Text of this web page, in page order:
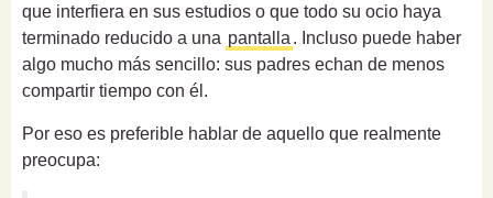
que interfiera en sus estudios o que todo su ocio haya
terminado reducido a una pantalla . Incluso puede haber
algo mucho más sencillo: sus padres echan de menos
compartir tiempo con él.
Por eso es preferible hablar de aquello que realmente
preocupa: